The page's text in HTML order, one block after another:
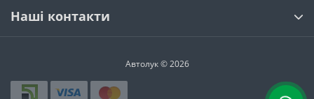
Наші контакти
Автолук © 2026